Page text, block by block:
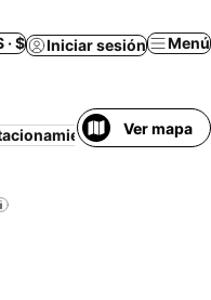
· $ Iniciar sesión Menú
Ver mapa